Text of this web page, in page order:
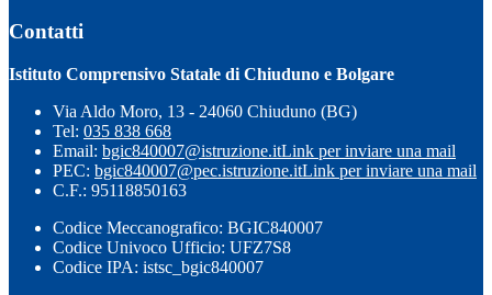
Contatti
Istituto Comprensivo Statale di Chiuduno e Bolgare
Via Aldo Moro, 13 - 24060 Chiuduno (BG)
Tel: 035 838 668
Email: bgic840007@istruzione.itLink per inviare una mail
PEC: bgic840007@pec.istruzione.itLink per inviare una mail
C.F.: 95118850163
Codice Meccanografico: BGIC840007
Codice Univoco Ufficio: UFZ7S8
Codice IPA: istsc_bgic840007